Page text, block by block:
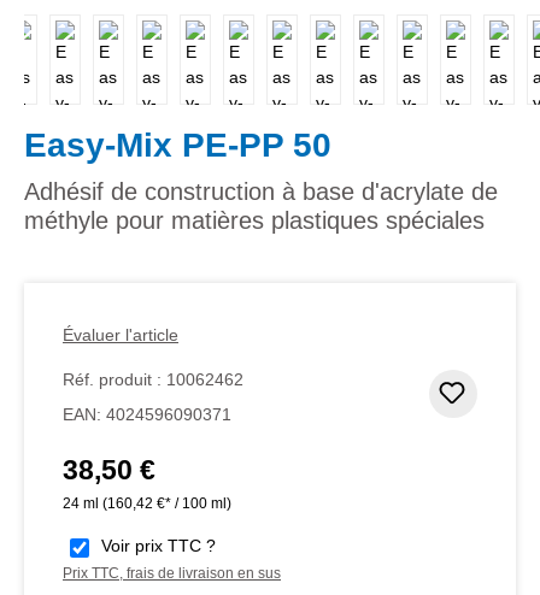
Easy-Mix PE-PP 50
Adhésif de construction à base d'acrylate de
méthyle pour matières plastiques spéciales
Évaluer l'article
Réf. produit : 10062462
EAN: 4024596090371
Prix régulier :
38,50 €
24 ml (160,42 €* / 100 ml)
Voir prix TTC ?
Prix TTC, frais de livraison en sus